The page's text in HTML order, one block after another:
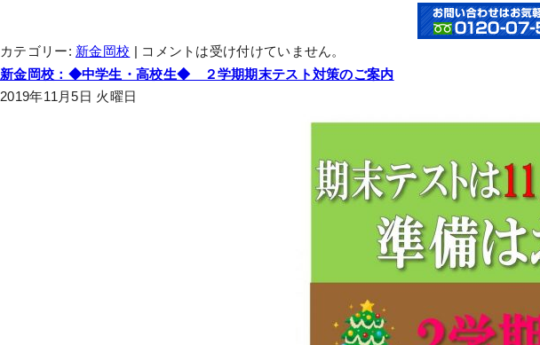
カテゴリー: 新金岡校 | コメントは受け付けていません。
新金岡校：◆中学生・高校生◆ ２学期期末テスト対策のご案内
2019年11月5日 火曜日